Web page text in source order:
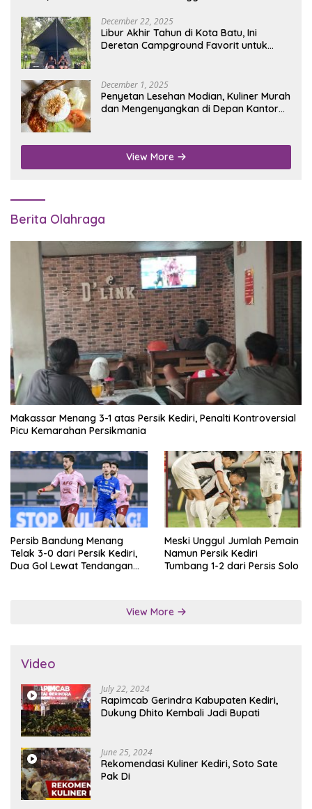
December 22, 2025
Libur Akhir Tahun di Kota Batu, Ini
Deretan Campground Favorit untuk
December 1, 2025
Penyetan Lesehan Modian, Kuliner Murah
dan Mengenyangkan di Depan Kantor
View More
Berita Olahraga
Makassar Menang 3-1 atas Persik Kediri, Penalti Kontroversial
Picu Kemarahan Persikmania
Persib Bandung Menang
Telak 3-0 dari Persik Kediri,
Dua Gol Lewat Tendangan
Meski Unggul Jumlah Pemain
Namun Persik Kediri
Tumbang 1-2 dari Persis Solo
View More
Video
July 22, 2024
Rapimcab Gerindra Kabupaten Kediri,
Dukung Dhito Kembali Jadi Bupati
June 25, 2024
Rekomendasi Kuliner Kediri, Soto Sate
Pak Di